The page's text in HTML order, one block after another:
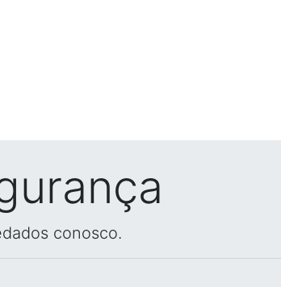
conosco.